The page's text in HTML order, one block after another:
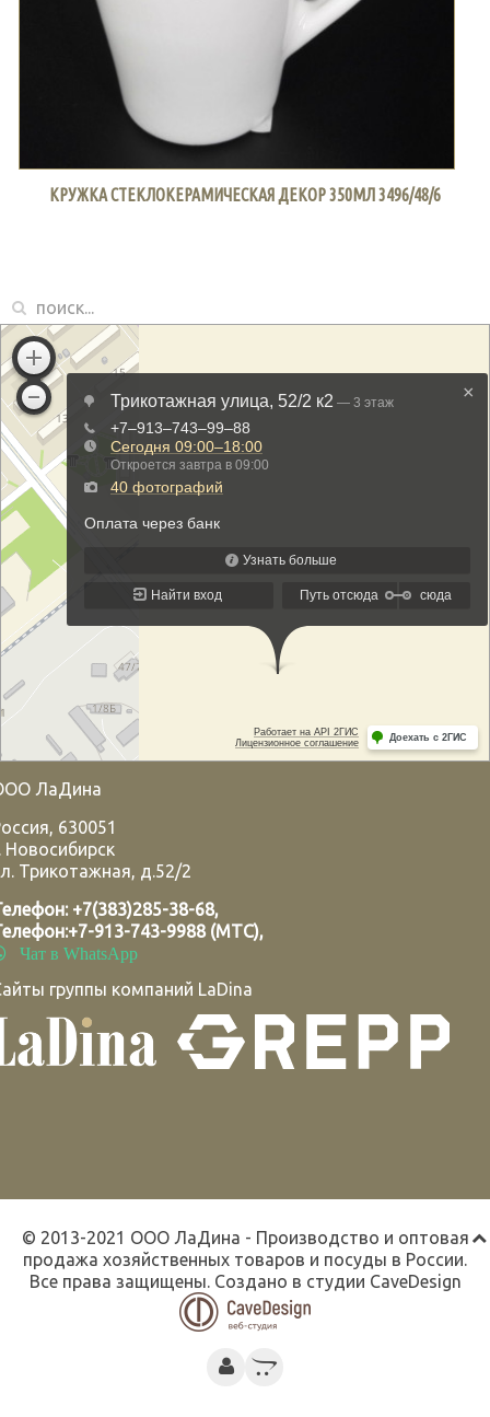
КРУЖКА СТЕКЛОКЕРАМИЧЕСКАЯ ДЕКОР 350МЛ 3496/48/6
ЛаДина
, 630051
Новосибирск
Трикотажная, д.52/2
+7(383)285-38-68,
+7-913-743-9988 (МТС),
Чат в WhatsApp
группы компаний LaDina
© 2013-2021 ООО ЛаДина - Производство и оптовая
продажа хозяйственных товаров и посуды в России.
Все права защищены. Создано в студии CaveDesign